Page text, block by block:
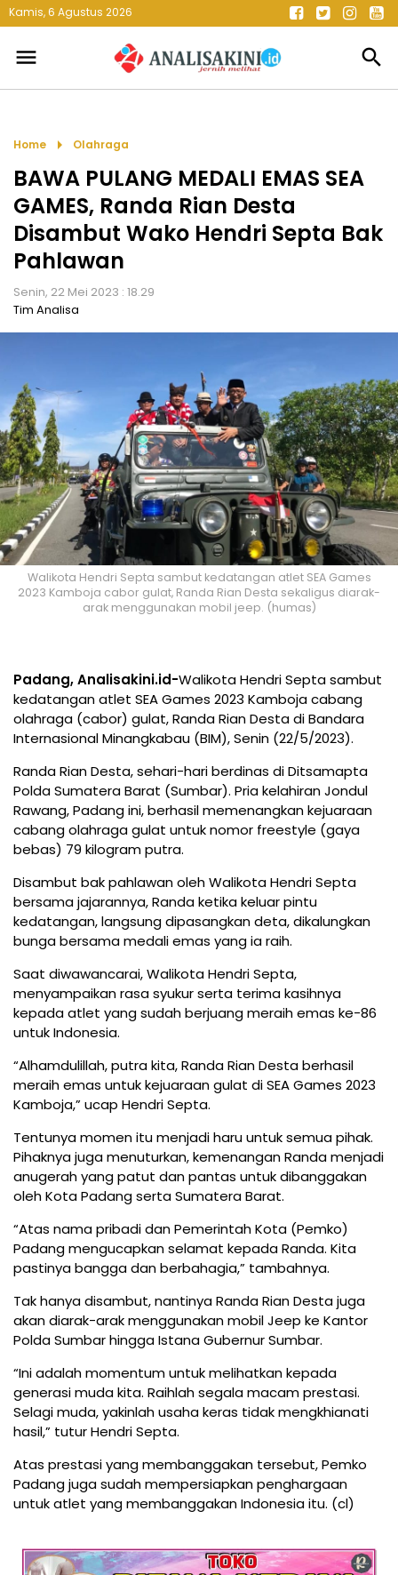
Kamis, 6 Agustus 2026
menu search
Home arrow_right Olahraga
BAWA PULANG MEDALI EMAS SEA
GAMES, Randa Rian Desta
Disambut Wako Hendri Septa Bak
Pahlawan
Senin, 22 Mei 2023 : 18.29
Tim Analisa
Walikota Hendri Septa sambut kedatangan atlet SEA Games
2023 Kamboja cabor gulat, Randa Rian Desta sekaligus diarak-
arak menggunakan mobil jeep. (humas)
Padang, Analisakini.id-Walikota Hendri Septa sambut
kedatangan atlet SEA Games 2023 Kamboja cabang
olahraga (cabor) gulat, Randa Rian Desta di Bandara
Internasional Minangkabau (BIM), Senin (22/5/2023).
Randa Rian Desta, sehari-hari berdinas di Ditsamapta
Polda Sumatera Barat (Sumbar). Pria kelahiran Jondul
Rawang, Padang ini, berhasil memenangkan kejuaraan
cabang olahraga gulat untuk nomor freestyle (gaya
bebas) 79 kilogram putra.
Disambut bak pahlawan oleh Walikota Hendri Septa
bersama jajarannya, Randa ketika keluar pintu
kedatangan, langsung dipasangkan deta, dikalungkan
bunga bersama medali emas yang ia raih.
Saat diwawancarai, Walikota Hendri Septa,
menyampaikan rasa syukur serta terima kasihnya
kepada atlet yang sudah berjuang meraih emas ke-86
untuk Indonesia.
“Alhamdulillah, putra kita, Randa Rian Desta berhasil
meraih emas untuk kejuaraan gulat di SEA Games 2023
Kamboja,” ucap Hendri Septa.
Tentunya momen itu menjadi haru untuk semua pihak.
Pihaknya juga menuturkan, kemenangan Randa menjadi
anugerah yang patut dan pantas untuk dibanggakan
oleh Kota Padang serta Sumatera Barat.
“Atas nama pribadi dan Pemerintah Kota (Pemko)
Padang mengucapkan selamat kepada Randa. Kita
pastinya bangga dan berbahagia,” tambahnya.
Tak hanya disambut, nantinya Randa Rian Desta juga
akan diarak-arak menggunakan mobil Jeep ke Kantor
Polda Sumbar hingga Istana Gubernur Sumbar.
“Ini adalah momentum untuk melihatkan kepada
generasi muda kita. Raihlah segala macam prestasi.
Selagi muda, yakinlah usaha keras tidak mengkhianati
hasil,” tutur Hendri Septa.
Atas prestasi yang membanggakan tersebut, Pemko
Padang juga sudah mempersiapkan penghargaan
untuk atlet yang membanggakan Indonesia itu. (cl)